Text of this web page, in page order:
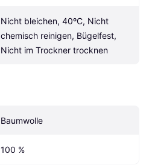
Nicht bleichen, 40ºC, Nicht
chemisch reinigen, Bügelfest,
Nicht im Trockner trocknen
Baumwolle
100 %